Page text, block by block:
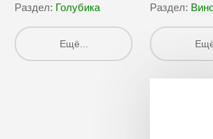
Раздел: Голубика
Ещё...
Раздел: